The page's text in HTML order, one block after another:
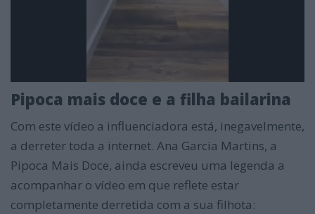
Pipoca mais doce e a filha bailarina
Com este vídeo a influenciadora está, inegavelmente,
a derreter toda a internet. Ana Garcia Martins, a
Pipoca Mais Doce, ainda escreveu uma legenda a
acompanhar o vídeo em que reflete estar
completamente derretida com a sua filhota: